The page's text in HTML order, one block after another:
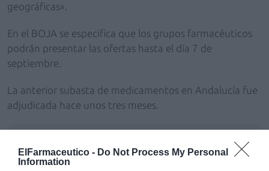
ElFarmaceutico - Do Not Process My Personal
Information
geográficas».
En el BOJA se especifica que los grupos farmacéuticos
podrán presentar las ofertas hasta el día 7 de
septiembre.
La anterior subasta de medicamentos en Andalucía fue
adjudicada hace unos tres meses.
como fuente preferida
de Google de forma gratuita
Mantente informado con las últimas noticias de actualidad.